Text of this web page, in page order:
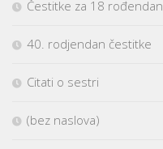
Čestitke za 18 rođendan
40. rodjendan čestitke
Citati o sestri
(bez naslova)